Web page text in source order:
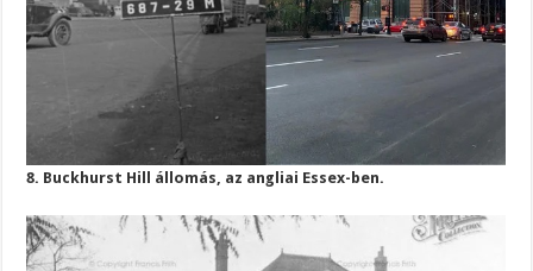
8. Buckhurst Hill állomás, az angliai Essex-ben.